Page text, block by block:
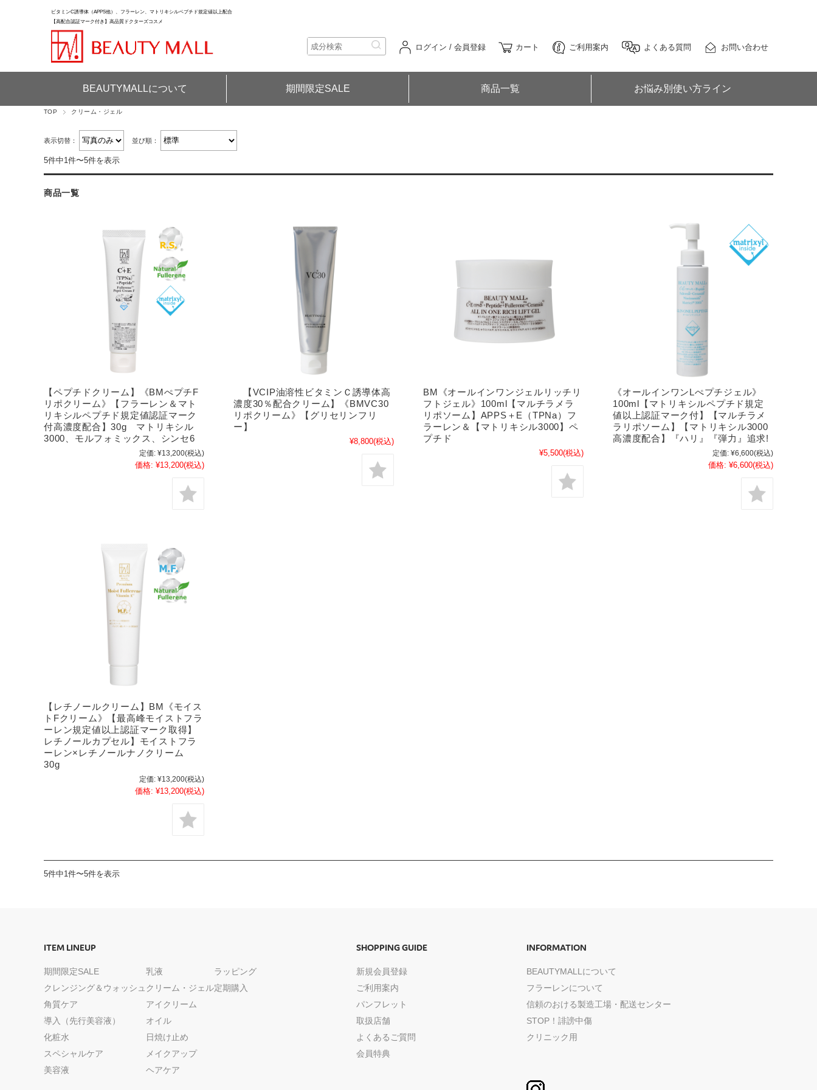
ビタミンC誘導体（APPS他）、フラーレン、マトリキシルペプチド規定値以上配合
【高配合認証マーク付き】高品質ドクターズコスメ
ログイン / 会員登録 カート ご利用案内 よくある質問 お問い合わせ
BEAUTYMALLについて 期間限定SALE 商品一覧 お悩み別使い方ライン
TOP クリーム・ジェル
表示切替： 並び順：
5件中1件〜5件を表示
商品一覧
【ペプチドクリーム】《BMぺプチF
リポクリーム》【フラーレン＆マト
リキシルペプチド規定値認証マーク
付高濃度配合】30g マトリキシル
3000、モルフォミックス、シンセ6
定価: ¥13,200(税込)
価格: ¥13,200(税込)
【VCIP油溶性ビタミンＣ誘導体高
濃度30％配合クリーム】《BMVC30
リポクリーム》【グリセリンフリ
ー】
¥8,800(税込)
BM《オールインワンジェルリッチリ
フトジェル》100ml【マルチラメラ
リポソーム】APPS＋E（TPNa）フ
ラーレン＆【マトリキシル3000】ペ
プチド
¥5,500(税込)
《オールインワンLぺプチジェル》
100ml【マトリキシルペプチド規定
値以上認証マーク付】【マルチラメ
ラリポソーム】【マトリキシル3000
高濃度配合】『ハリ』『弾力』追求!
定価: ¥6,600(税込)
価格: ¥6,600(税込)
【レチノールクリーム】BM《モイス
トFクリーム》【最高峰モイストフラ
ーレン規定値以上認証マーク取得】
レチノールカプセル】モイストフラ
ーレン×レチノールナノクリーム
30g
定価: ¥13,200(税込)
価格: ¥13,200(税込)
5件中1件〜5件を表示
ITEM LINEUP
期間限定SALE
クレンジング＆ウォッシュ
角質ケア
導入（先行美容液）
化粧水
スペシャルケア
美容液
乳液
クリーム・ジェル
アイクリーム
オイル
日焼け止め
メイクアップ
ヘアケア
ラッピング
定期購入
SHOPPING GUIDE
新規会員登録
ご利用案内
パンフレット
取扱店舗
よくあるご質問
会員特典
INFORMATION
BEAUTYMALLについて
フラーレンについて
信頼のおける製造工場・配送センター
STOP！誹謗中傷
クリニック用